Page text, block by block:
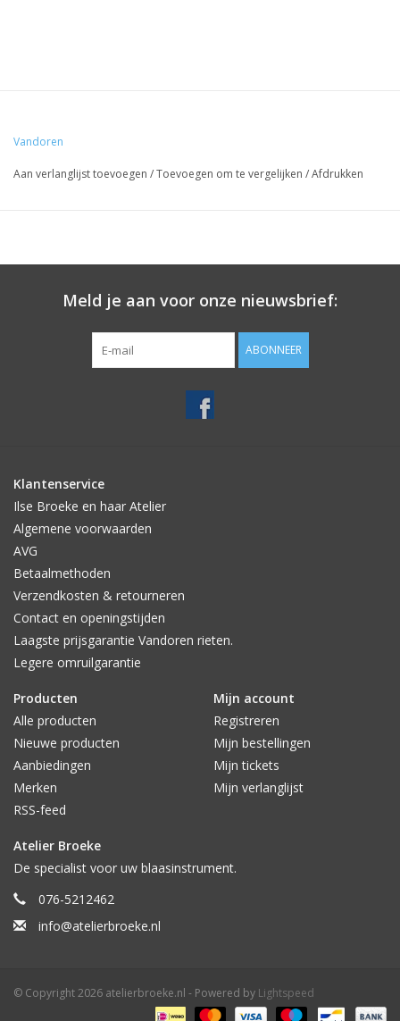
Vandoren
Aan verlanglijst toevoegen /Toevoegen om te vergelijken /Afdrukken
Meld je aan voor onze nieuwsbrief:
ABONNEER
Klantenservice
Ilse Broeke en haar Atelier
Algemene voorwaarden
AVG
Betaalmethoden
Verzendkosten & retourneren
Contact en openingstijden
Laagste prijsgarantie Vandoren rieten.
Legere omruilgarantie
Producten
Alle producten
Nieuwe producten
Aanbiedingen
Merken
RSS-feed
Mijn account
Registreren
Mijn bestellingen
Mijn tickets
Mijn verlanglijst
Atelier Broeke
De specialist voor uw blaasinstrument.
076-5212462
info@atelierbroeke.nl
© Copyright 2026 atelierbroeke.nl - Powered by Lightspeed